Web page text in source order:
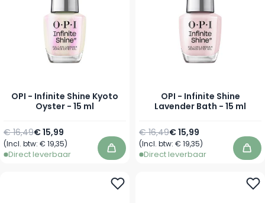
OPI - Infinite Shine Kyoto
Oyster - 15 ml
Speciale prijs
€ 15,99
Normale prijs
€ 16,49
(Incl. btw: € 19,35)
Direct leverbaar In winkelwagen
OPI - Infinite Shine
Lavender Bath - 15 ml
Speciale prijs
€ 15,99
Normale prijs
€ 16,49
(Incl. btw: € 19,35)
Direct leverbaar In